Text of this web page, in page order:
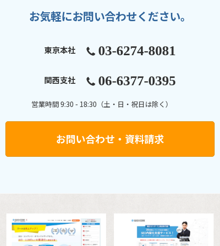
お気軽にお問い合わせください。
東京本社 03-6274-8081
関西支社 06-6377-0395
営業時間 9:30 - 18:30（土・日・祝日は除く）
お問い合わせ・資料請求